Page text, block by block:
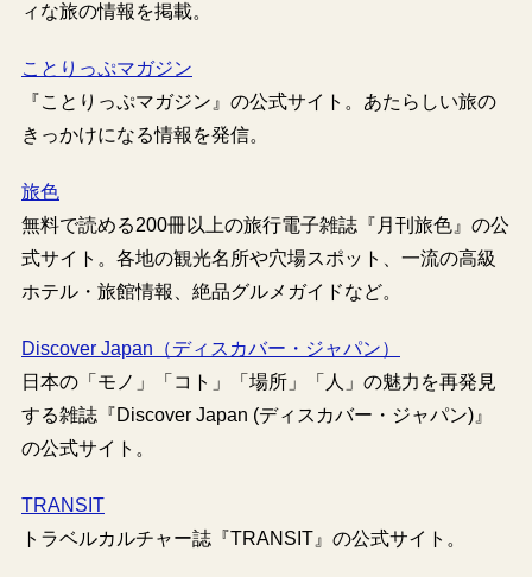
ィな旅の情報を掲載。
ことりっぷマガジン
『ことりっぷマガジン』の公式サイト。あたらしい旅の
きっかけになる情報を発信。
旅色
無料で読める200冊以上の旅行電子雑誌『月刊旅色』の公
式サイト。各地の観光名所や穴場スポット、一流の高級
ホテル・旅館情報、絶品グルメガイドなど。
Discover Japan（ディスカバー・ジャパン）
日本の「モノ」「コト」「場所」「人」の魅力を再発見
する雑誌『Discover Japan (ディスカバー・ジャパン)』
の公式サイト。
TRANSIT
トラベルカルチャー誌『TRANSIT』の公式サイト。